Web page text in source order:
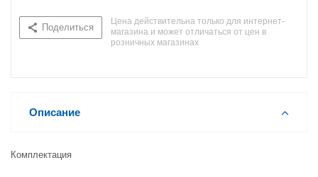
Поделиться
Цена действительна только для интернет-
магазина и может отличаться от цен в
розничных магазинах
Описание
Комплектация